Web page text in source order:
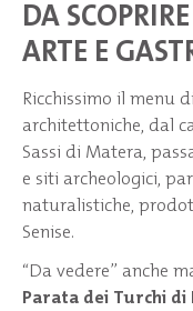
DA
ARTE E
Ricchissimo il menu
architettoniche, dal
Sassi di Matera,
e siti archeologici,
naturalistiche,
Senise.
“Da vedere” anche
Parata dei Turchi di